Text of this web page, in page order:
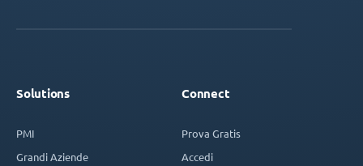
Solutions
PMI
Grandi Aziende
Connect
Prova Gratis
Accedi